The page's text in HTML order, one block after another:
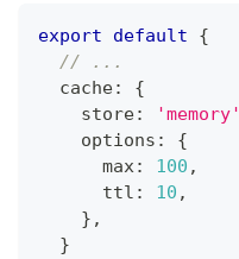
export default
{
// ...
  cache
:
{
    store
: 'memory'
    options
:
{
      max
: 100 ,
      ttl
: 10 ,
} ,
}